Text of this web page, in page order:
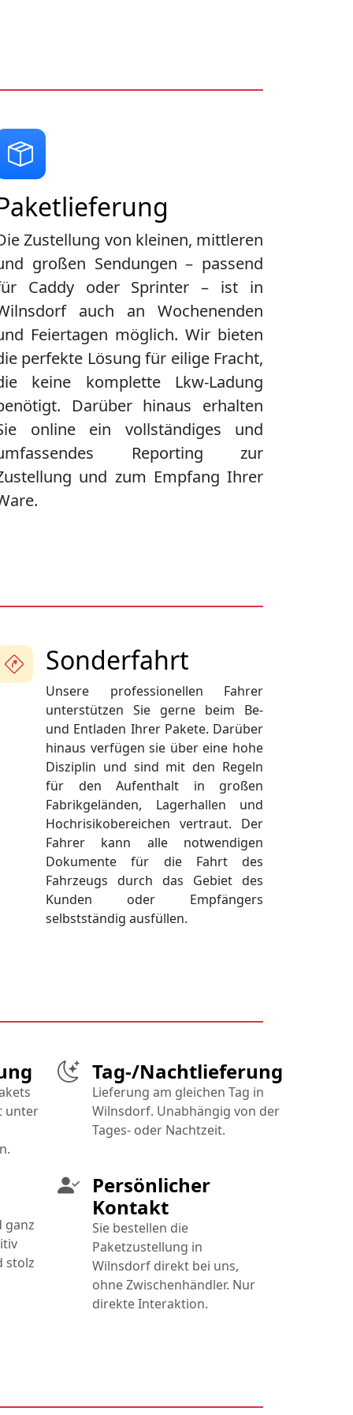
Zustellung von kleinen, mittleren
großen Sendungen – passend
Caddy oder Sprinter – ist in
auch an Wochenenden
Feiertagen möglich. Wir bieten
perfekte Lösung für eilige Fracht,
keine komplette Lkw-Ladung
Darüber hinaus erhalten
online ein vollständiges und
Reporting zur
und zum Empfang Ihrer
Sonderfahrt
Unsere professionellen Fahrer
unterstützen Sie gerne beim Be-
und Entladen Ihrer Pakete. Darüber
hinaus verfügen sie über eine hohe
Disziplin und sind mit den Regeln
für den Aufenthalt in großen
Fabrikgeländen, Lagerhallen und
Hochrisikobereichen vertraut. Der
Fahrer kann alle notwendigen
Dokumente für die Fahrt des
Fahrzeugs durch das Gebiet des
Kunden oder Empfängers
selbstständig ausfüllen.
unter
Tag-/Nachtlieferung
Lieferung am gleichen Tag in
Wilnsdorf. Unabhängig von der
Tages- oder Nachtzeit.
Persönlicher
Kontakt
Sie bestellen die
Paketzustellung in
Wilnsdorf direkt bei uns,
ohne Zwischenhändler. Nur
direkte Interaktion.
ganz
stolz